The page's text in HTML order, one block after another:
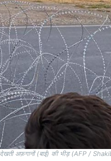
अफ़गानों (बाई) की भीड़ (AFP /